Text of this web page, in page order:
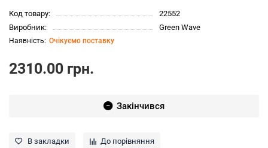
Код товару:
22552
Виробник:
Green Wave
Очікуємо поставку
2310.00 грн.
Закінчився
В закладки До порівняння